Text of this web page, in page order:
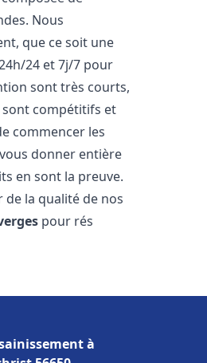
Nous
que ce soit une
24 et 7j/7 pour
sont très courts,
sont compétitifs et
commencer les
donner entière
en sont la preuve.
la qualité de nos
pour rés
à